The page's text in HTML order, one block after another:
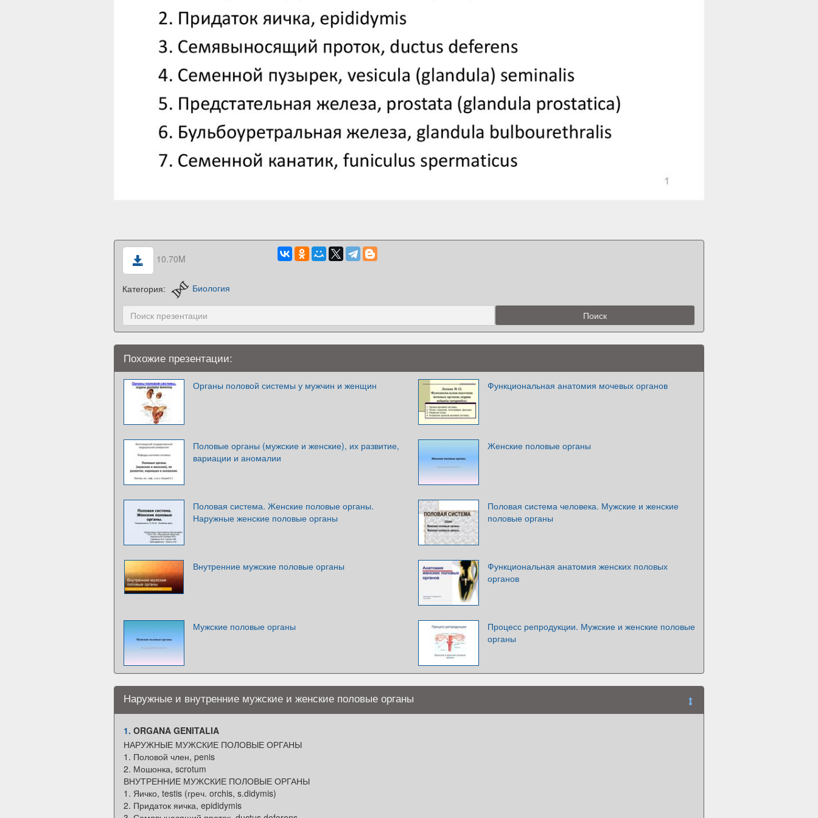
10.70M
Категория: Биология
Похожие презентации:
Органы половой системы у мужчин и женщин Функциональная анатомия мочевых органов
Половые органы (мужские и женские), их развитие,
вариации и аномалии
Женские половые органы
Половая система. Женские половые органы.
Наружные женские половые органы
Половая система человека. Мужские и женские
половые органы
Внутренние мужские половые органы
Функциональная анатомия женских половых
органов
Мужские половые органы
Процесс репродукции. Мужские и женские половые
органы
Наружные и внутренние мужские и женские половые органы
1. ORGANA GENITALIA
НАРУЖНЫЕ МУЖСКИЕ ПОЛОВЫЕ ОРГАНЫ
1. Половой член, penis
2. Мошонка, scrotum
ВНУТРЕННИЕ МУЖСКИЕ ПОЛОВЫЕ ОРГАНЫ
1. Яичко, testis (греч. orchis, s.didymis)
2. Придаток яичка, epididymis